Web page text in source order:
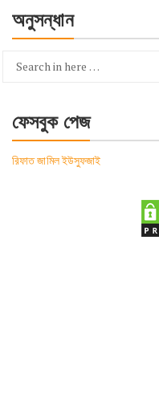
অনুসন্ধান
Search
ফেসবুক পেজ
রিফাত জামিল ইউসুফজাই